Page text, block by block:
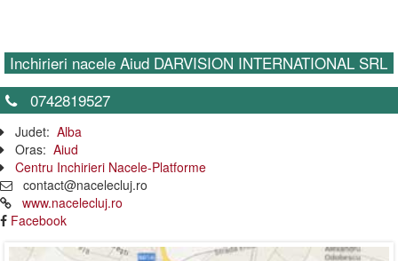
Inchirieri nacele Aiud DARVISION INTERNATIONAL SRL
0742819527
Judet: Alba
Oras: Aiud
Centru Inchirieri Nacele-Platforme
contact@nacelecluj.ro
www.nacelecluj.ro
Facebook